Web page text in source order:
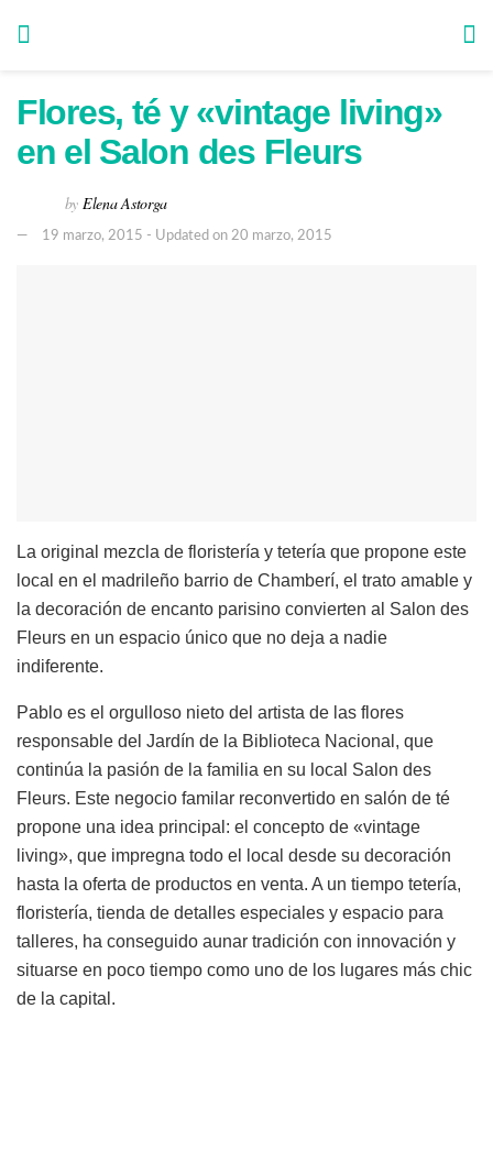
Flores, té y «vintage living»
en el Salon des Fleurs
by Elena Astorga
19 marzo, 2015 - Updated on 20 marzo, 2015
La original mezcla de floristería y tetería que propone este
local en el madrileño barrio de Chamberí, el trato amable y
la decoración de encanto parisino convierten al Salon des
Fleurs en un espacio único que no deja a nadie
indiferente.
Pablo es el orgulloso nieto del artista de las flores
responsable del Jardín de la Biblioteca Nacional, que
continúa la pasión de la familia en su local Salon des
Fleurs. Este negocio familar reconvertido en salón de té
propone una idea principal: el concepto de «vintage
living», que impregna todo el local desde su decoración
hasta la oferta de productos en venta. A un tiempo tetería,
floristería, tienda de detalles especiales y espacio para
talleres, ha conseguido aunar tradición con innovación y
situarse en poco tiempo como uno de los lugares más chic
de la capital.